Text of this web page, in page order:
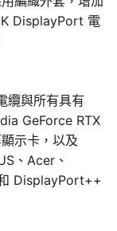
DisplayPort 電
纜與所有具有
GeForce RTX
示卡，以及
、Acer、
DisplayPort++